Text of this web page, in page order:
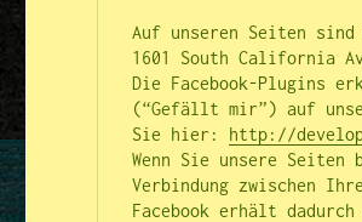
Auf unseren Seiten sind
1601 South California
Die Facebook-Plugins
(“Gefällt mir”) auf
Sie hier: http://
Wenn Sie unsere
Verbindung zwischen
Facebook erhält